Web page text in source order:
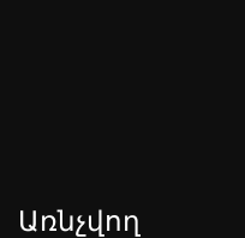
Առնչվող